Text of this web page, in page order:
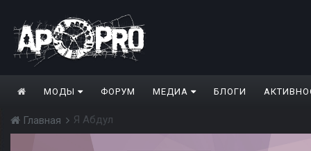
МОДЫ ФОРУМ МЕДИА БЛОГИ
Главная Я Абдул